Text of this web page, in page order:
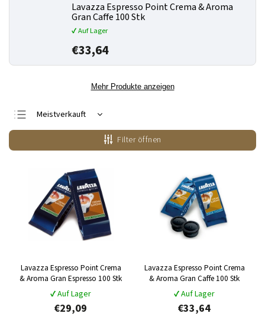
Lavazza Espresso Point Crema & Aroma
Gran Caffe 100 Stk
✔ Auf Lager
€33,64
Mehr Produkte anzeigen
Meistverkauft
Günstigste
Teuerste
Alphabetisch
Filter öffnen
Lavazza Espresso Point Crema
& Aroma Gran Espresso 100 Stk
✔ Auf Lager
€29,09
Lavazza Espresso Point Crema
& Aroma Gran Caffe 100 Stk
✔ Auf Lager
€33,64